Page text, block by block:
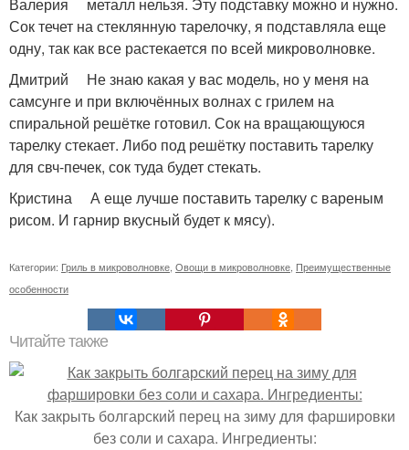
Валерия металл нельзя. Эту подставку можно и нужно.
Сок течет на стеклянную тарелочку, я подставляла еще
одну, так как все растекается по всей микроволновке.
Дмитрий Не знаю какая у вас модель, но у меня на
самсунге и при включённых волнах с грилем на
спиральной решётке готовил. Сок на вращающуюся
тарелку стекает. Либо под решётку поставить тарелку
для свч-печек, сок туда будет стекать.
Кристина А еще лучше поставить тарелку с вареным
рисом. И гарнир вкусный будет к мясу).
Категории: Гриль в микроволновке, Овощи в микроволновке, Преимущественные
особенности
Читайте также
Как закрыть болгарский перец на зиму для фаршировки
без соли и сахара. Ингредиенты: